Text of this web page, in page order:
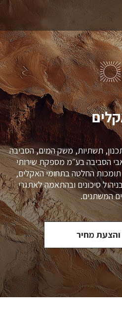
תשתיות, משק המים, הסביבה
הסביבה בע״מ מספקת שירותי
תומכות החלטה בתחומי האקלים,
סיכונים ובהתאמה לאתגרי
המשתנים.
והצעת מחיר